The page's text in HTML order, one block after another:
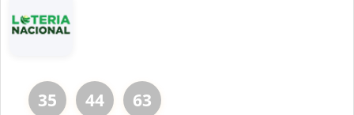
35 44 63